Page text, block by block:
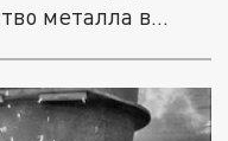
металла в...